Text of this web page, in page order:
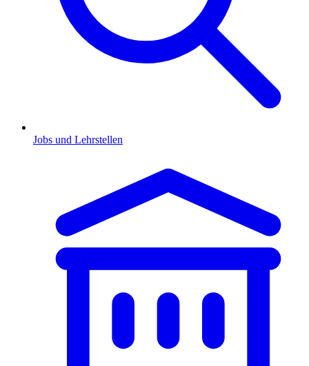
Jobs und Lehrstellen